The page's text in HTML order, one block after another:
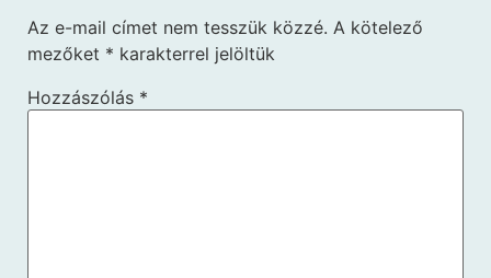
Az e-mail címet nem tesszük közzé. A kötelező
mezőket * karakterrel jelöltük
Hozzászólás *